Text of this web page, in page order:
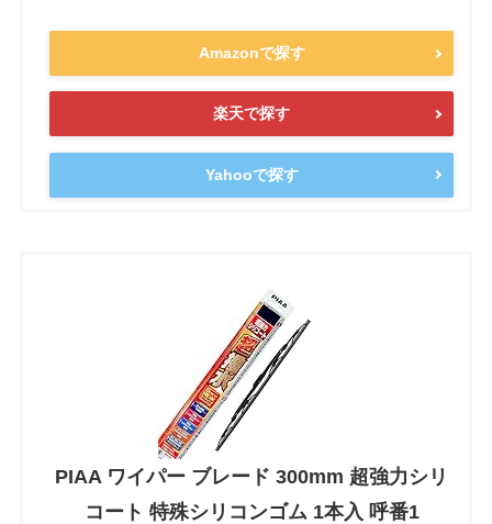
Amazonで探す
楽天で探す
Yahooで探す
PIAA ワイパー ブレード 300mm 超強力シリ
コート 特殊シリコンゴム 1本入 呼番1